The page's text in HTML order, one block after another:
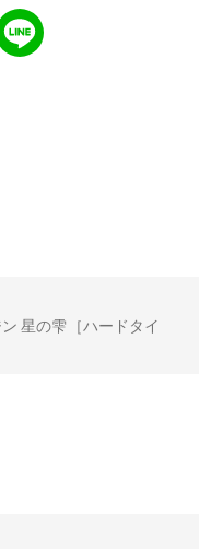
星の雫［ハードタイ